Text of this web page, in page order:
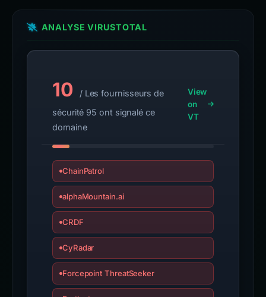
ANALYSE VIRUSTOTAL
10
/ Les fournisseurs de
sécurité 95 ont signalé ce
domaine
View
on
VT
ChainPatrol
alphaMountain.ai
CRDF
CyRadar
Forcepoint ThreatSeeker